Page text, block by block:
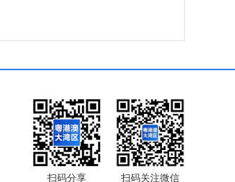
扫码分享 扫码关注微信